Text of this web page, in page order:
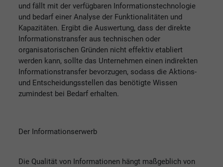
und fällt mit der verfügbaren Informationstechnologie
und bedarf einer Analyse der Funktionalitäten und
Kapazitäten. Ergibt die Auswertung, dass der direkte
Informationstransfer aus technischen oder
organisatorischen Gründen nicht effektiv etabliert
werden kann, sollte das Unternehmen einen indirekten
Informationstransfer bevorzugen, sodass die Aktions-
und Entscheidungsstellen das benötigte Wissen
zumindest bei Bedarf erhalten.
Der Informationserwerb
Die Qualität von Informationen hängt maßgeblich von